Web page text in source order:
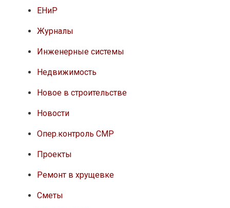
ЕНиР
Журналы
Инженерные системы
Недвижимость
Новое в строительстве
Новости
Опер.контроль СМР
Проекты
Ремонт в хрущевке
Сметы